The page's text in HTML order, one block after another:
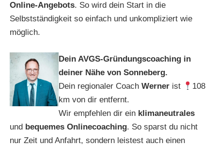
Online-Angebots. So wird dein Start in die
Selbstständigkeit so einfach und unkompliziert wie
möglich.
Dein AVGS-Gründungscoaching in
deiner Nähe von Sonneberg.
Dein regionaler Coach Werner ist
108
km von dir entfernt.
Wir empfehlen dir ein klimaneutrales
und bequemes Onlinecoaching. So sparst du nicht
nur Zeit und Anfahrt, sondern leistest auch einen